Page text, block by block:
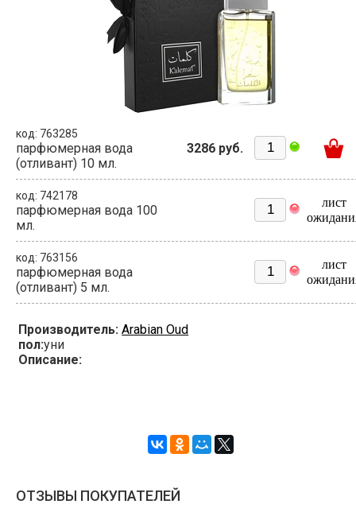
код: 763285
парфюмерная вода
(отливант) 10 мл.
3286 руб.
код: 742178
парфюмерная вода 100
мл.
лист
код: 763156
парфюмерная вода
(отливант) 5 мл.
лист
Производитель: Arabian Oud
пол:уни
Описание:
ОТЗЫВЫ ПОКУПАТЕЛЕЙ